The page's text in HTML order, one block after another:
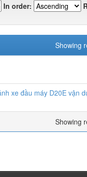
In order:
Showing
xe đầu máy D20E vận
Showing